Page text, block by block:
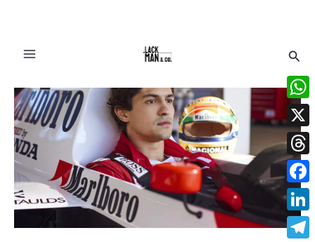
conteúdo
lança
trailer
de
Senna.
Vem
ver!
X